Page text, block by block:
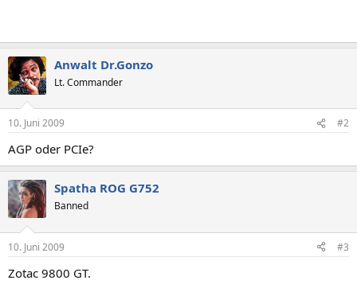
Anwalt Dr.Gonzo
Lt. Commander
10. Juni 2009 #2
AGP oder PCIe?
Spatha ROG G752
Banned
10. Juni 2009 #3
Zotac 9800 GT.